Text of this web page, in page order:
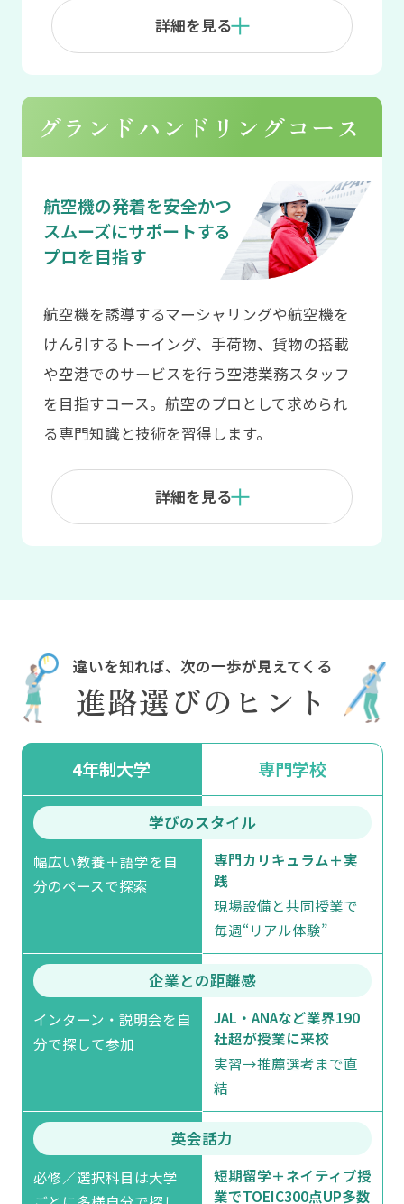
詳細を見る
グランドハンドリングコース
航空機の発着を安全かつ
スムーズにサポートする
プロを目指す
航空機を誘導するマーシャリングや航空機を
けん引するトーイング、手荷物、貨物の搭載
や空港でのサービスを行う空港業務スタッフ
を目指すコース。航空のプロとして求められ
る専門知識と技術を習得します。
詳細を見る
進路選びのヒント
4年制大学 専門学校
学びのスタイル
幅広い教養＋語学を自
分のペースで探索
専門カリキュラム＋実
践
現場設備と共同授業で
毎週“リアル体験”
企業との距離感
インターン・説明会を自
分で探して参加
JAL・ANAなど業界190
社超が授業に来校
実習→推薦選考まで直
結
英会話力
必修／選択科目は大学
短期留学＋ネイティブ授
業でTOEIC300点UP多数